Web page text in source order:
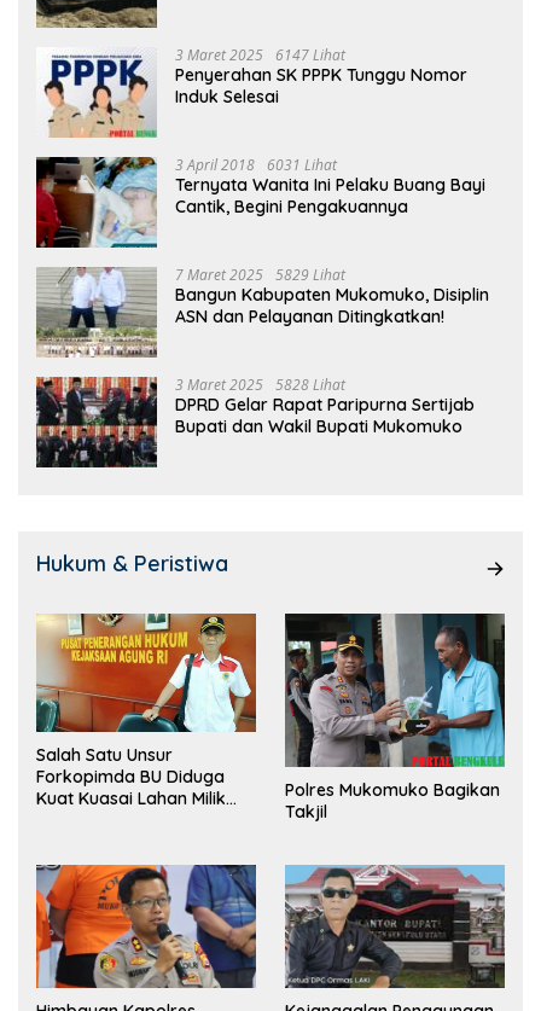
3 Maret 2025 6147 Lihat
Penyerahan SK PPPK Tunggu Nomor
Induk Selesai
3 April 2018 6031 Lihat
Ternyata Wanita Ini Pelaku Buang Bayi
Cantik, Begini Pengakuannya
7 Maret 2025 5829 Lihat
Bangun Kabupaten Mukomuko, Disiplin
ASN dan Pelayanan Ditingkatkan!
3 Maret 2025 5828 Lihat
DPRD Gelar Rapat Paripurna Sertijab
Bupati dan Wakil Bupati Mukomuko
Hukum & Peristiwa
Salah Satu Unsur
Forkopimda BU Diduga
Kuat Kuasai Lahan Milik
Polres Mukomuko Bagikan
Takjil